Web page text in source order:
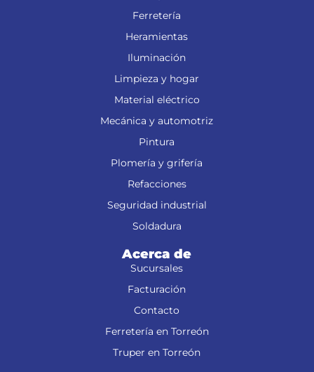
Ferretería
Heramientas
Iluminación
Limpieza y hogar
Material eléctrico
Mecánica y automotriz
Pintura
Plomería y grifería
Refacciones
Seguridad industrial
Soldadura
Acerca de
Sucursales
Facturación
Contacto
Ferretería en Torreón
Truper en Torreón